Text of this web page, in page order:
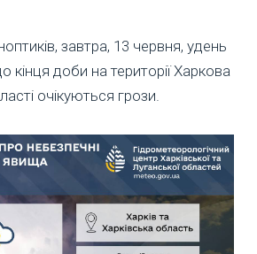
завтра, 13 червня, удень
кінця доби на території Харкова
очікуються грози.